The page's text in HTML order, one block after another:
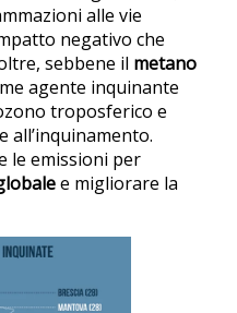
alle vie
negativo che
sebbene il metano
agente inquinante
troposferico e
all’inquinamento.
le emissioni per
e migliorare la